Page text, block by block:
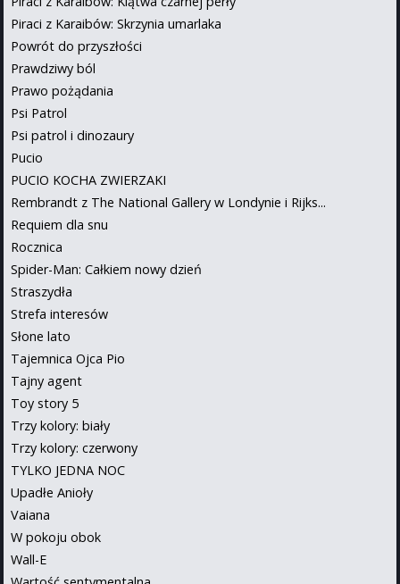
Piraci z Karaibów: Skrzynia umarlaka
Powrót do przyszłości
Prawdziwy ból
Prawo pożądania
Psi Patrol
Psi patrol i dinozaury
Pucio
PUCIO KOCHA ZWIERZAKI
Rembrandt z The National Gallery w Londynie i Rijks...
Requiem dla snu
Rocznica
Spider-Man: Całkiem nowy dzień
Straszydła
Strefa interesów
Słone lato
Tajemnica Ojca Pio
Tajny agent
Toy story 5
Trzy kolory: biały
Trzy kolory: czerwony
TYLKO JEDNA NOC
Upadłe Anioły
Vaiana
W pokoju obok
Wall-E